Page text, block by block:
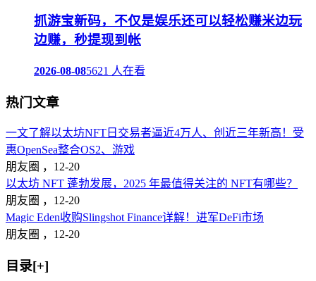
抓游宝新码，不仅是娱乐还可以轻松赚米边玩
边赚，秒提现到帐
2026-08-085621 人在看
热门文章
一文了解以太坊NFT日交易者逼近4万人、创近三年新高！受
惠OpenSea整合OS2、游戏
朋友圈 ， 12-20
以太坊 NFT 蓬勃发展，2025 年最值得关注的 NFT有哪些？
朋友圈 ， 12-20
Magic Eden收购Slingshot Finance详解！进军DeFi市场
朋友圈 ， 12-20
目录[+]